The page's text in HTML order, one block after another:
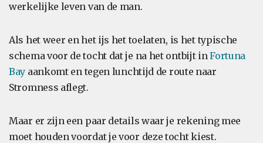
werkelijke leven van de man.
Als het weer en het ijs het toelaten, is het typische
schema voor de tocht dat je na het ontbijt inFortuna
Bay aankomt en tegen lunchtijd de route naar
Stromness aflegt.
Maar er zijn een paar details waar je rekening mee
moet houden voordat je voor deze tocht kiest.